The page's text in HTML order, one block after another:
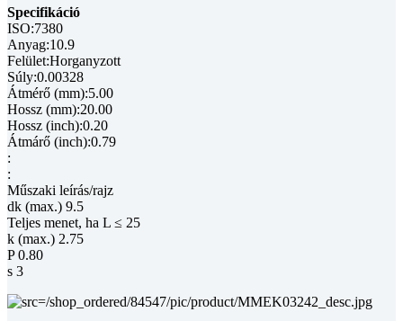
Specifikáció
ISO:7380
Anyag:10.9
Felület:Horganyzott
Súly:0.00328
Átmérő (mm):5.00
Hossz (mm):20.00
Hossz (inch):0.20
Átmárő (inch):0.79
:
:
Műszaki leírás/rajz
dk (max.) 9.5
Teljes menet, ha L ≤ 25
k (max.) 2.75
P 0.80
s 3